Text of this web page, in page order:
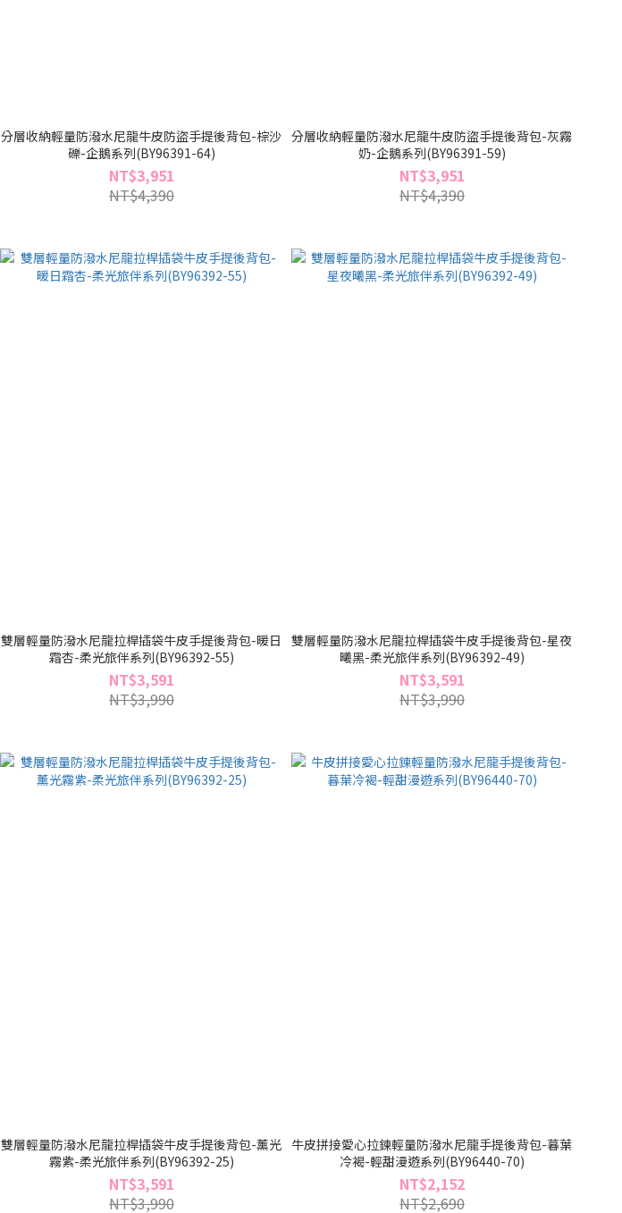
分層收納輕量防潑水尼龍牛皮防盜手提後背包-棕沙
礫-企鵝系列(BY96391-64)
NT$3,951
NT$4,390
分層收納輕量防潑水尼龍牛皮防盜手提後背包-灰霧
奶-企鵝系列(BY96391-59)
NT$3,951
NT$4,390
雙層輕量防潑水尼龍拉桿插袋牛皮手提後背包-暖日
霜杏-柔光旅伴系列(BY96392-55)
NT$3,591
NT$3,990
雙層輕量防潑水尼龍拉桿插袋牛皮手提後背包-星夜
曦黑-柔光旅伴系列(BY96392-49)
NT$3,591
NT$3,990
雙層輕量防潑水尼龍拉桿插袋牛皮手提後背包-薰光
霧紫-柔光旅伴系列(BY96392-25)
NT$3,591
NT$3,990
牛皮拼接愛心拉鍊輕量防潑水尼龍手提後背包-暮葉
冷褐-輕甜漫遊系列(BY96440-70)
NT$2,152
NT$2,690